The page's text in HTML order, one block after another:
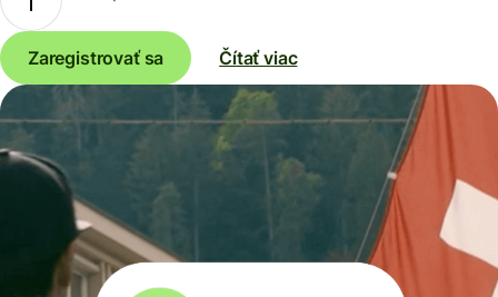
Zaregistrovať sa Čítať viac